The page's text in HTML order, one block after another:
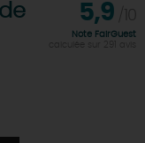
5,9
Note FairGuest